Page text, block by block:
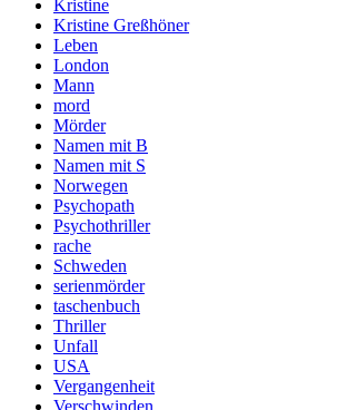
Kristine
Kristine Greßhöner
Leben
London
Mann
mord
Mörder
Namen mit B
Namen mit S
Norwegen
Psychopath
Psychothriller
rache
Schweden
serienmörder
taschenbuch
Thriller
Unfall
USA
Vergangenheit
Verschwinden